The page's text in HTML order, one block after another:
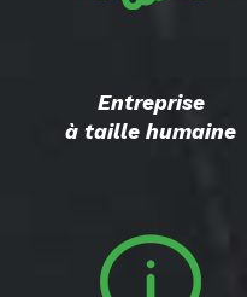
Entreprise
à taille humaine